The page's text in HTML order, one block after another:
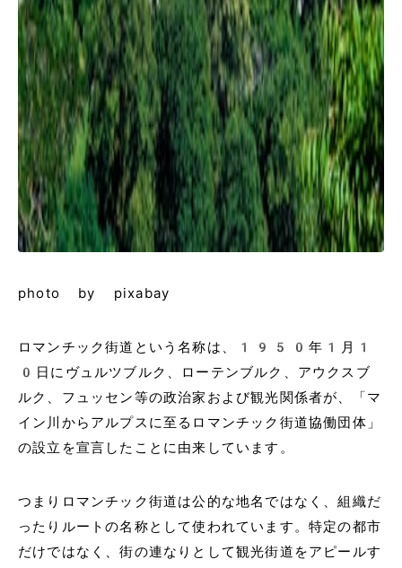
photo by pixabay
ロマンチック街道という名称は、1950年1月1
0日にヴュルツブルク、ローテンブルク、アウクスブ
ルク、フュッセン等の政治家および観光関係者が、「マ
イン川からアルプスに至るロマンチック街道協働団体」
の設立を宣言したことに由来しています。
つまりロマンチック街道は公的な地名ではなく、組織だ
ったりルートの名称として使われています。特定の都市
だけではなく、街の連なりとして観光街道をアピールす